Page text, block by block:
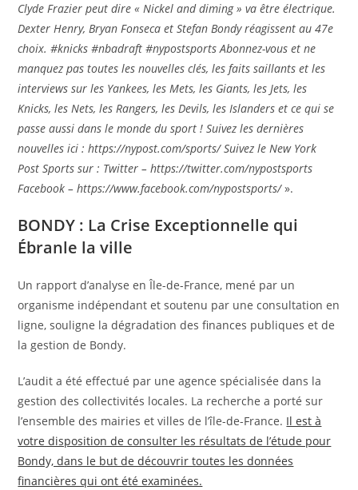
Clyde Frazier peut dire « Nickel and diming » va être électrique.
Dexter Henry, Bryan Fonseca et Stefan Bondy réagissent au 47e
choix. #knicks #nbadraft #nypostsports Abonnez-vous et ne
manquez pas toutes les nouvelles clés, les faits saillants et les
interviews sur les Yankees, les Mets, les Giants, les Jets, les
Knicks, les Nets, les Rangers, les Devils, les Islanders et ce qui se
passe aussi dans le monde du sport ! Suivez les dernières
nouvelles ici : https://nypost.com/sports/ Suivez le New York
Post Sports sur : Twitter – https://twitter.com/nypostsports
Facebook – https://www.facebook.com/nypostsports/».
BONDY : La Crise Exceptionnelle qui
Ébranle la ville
Un rapport d’analyse en Île-de-France, mené par un
organisme indépendant et soutenu par une consultation en
ligne, souligne la dégradation des finances publiques et de
la gestion de Bondy.
L’audit a été effectué par une agence spécialisée dans la
gestion des collectivités locales. La recherche a porté sur
l’ensemble des mairies et villes de l’île-de-France. Il est à
votre disposition de consulter les résultats de l’étude pour
Bondy, dans le but de découvrir toutes les données
financières qui ont été examinées.